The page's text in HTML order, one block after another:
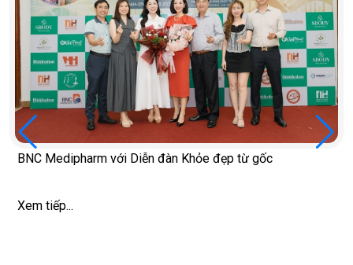
BNC Medipharm với Diễn đàn Khỏe đẹp từ gốc
Xem tiếp...